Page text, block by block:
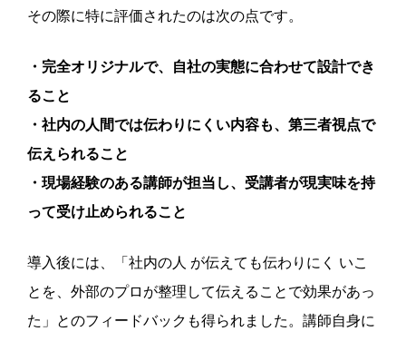
その際に特に評価されたのは次の点です。
・完全オリジナルで、自社の実態に合わせて設計でき
ること
・社内の人間では伝わりにくい内容も、第三者視点で
伝えられること
・現場経験のある講師が担当し、受講者が現実味を持
って受け止められること
導入後には、「社内の人 が伝えても伝わりにく いこ
とを、外部のプロが整理して伝えることで効果があっ
た」とのフィードバックも得られました。講師自身に